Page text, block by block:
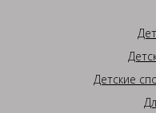
Детские